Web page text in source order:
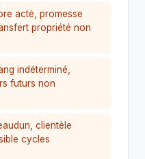
acté, promesse
propriété non
indéterminé,
futurs non
clientèle
cycles